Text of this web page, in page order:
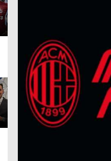
ركن الألعاب